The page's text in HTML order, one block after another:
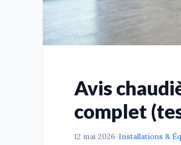
Avis
complet
12 mai 2026•Installations &